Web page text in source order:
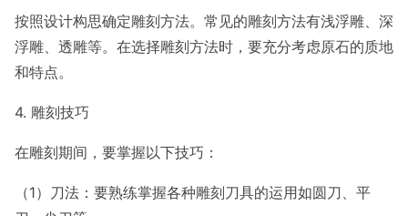
按照设计构思确定雕刻方法。常见的雕刻方法有浅浮雕、深
浮雕、透雕等。在选择雕刻方法时，要充分考虑原石的质地
和特点。
4. 雕刻技巧
在雕刻期间，要掌握以下技巧：
（1）刀法：要熟练掌握各种雕刻刀具的运用如圆刀、平